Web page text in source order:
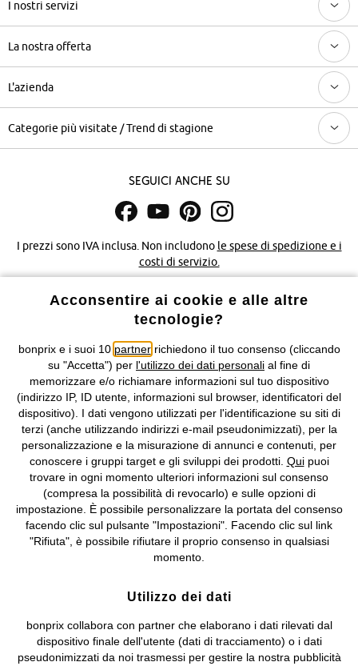
I nostri servizi
La nostra offerta
L'azienda
Categorie più visitate / Trend di stagione
Seguici anche su
I prezzi sono IVA inclusa. Non includono le spese di spedizione e i
costi di servizio.
Condizioni di vendita Accessibilità
Informazioni legali Diritto di recesso
2026 bonprix.
Tutti i diritti riservati.
bonprix S.r.l. con socio unico, sede legale: via Adua 33 - 13855
Valdengo (BI) C.F. 01510910027 - P.I. 01939830020, Reg. Imprese di
IT09060P00000858, N. Reg. AEE: IT08020000002105 Capitale
Sociale: euro 1.000.000 i.v, Società soggetta all'attività di direzione
e coordinamento di bonprix Beteiligungs -Verwaltungsgesellschaft
Acconsentire ai cookie e alle altre
tecnologie?
bonprix e i suoi 10 partnerrichiedono il tuo consenso (cliccando
su "Accetta") per l'utilizzo dei dati personali al fine di
memorizzare e/o richiamare informazioni sul tuo dispositivo
(indirizzo IP, ID utente, informazioni sul browser, identificatori del
dispositivo). I dati vengono utilizzati per l'identificazione su siti di
terzi (anche utilizzando indirizzi e-mail pseudonimizzati), per la
personalizzazione e la misurazione di annunci e contenuti, per
conoscere i gruppi target e gli sviluppi dei prodotti. Quipuoi
trovare in ogni momento ulteriori informazioni sul consenso
(compresa la possibilità di revocarlo) e sulle opzioni di
impostazione. È possibile personalizzare la portata del consenso
facendo clic sul pulsante "Impostazioni". Facendo clic sul link
"Rifiuta", è possibile rifiutare il proprio consenso in qualsiasi
momento.
Utilizzo dei dati
bonprix collabora con partner che elaborano i dati rilevati dal
dispositivo finale dell'utente (dati di tracciamento) o i dati
pseudonimizzati da noi trasmessi per gestire la nostra pubblicità